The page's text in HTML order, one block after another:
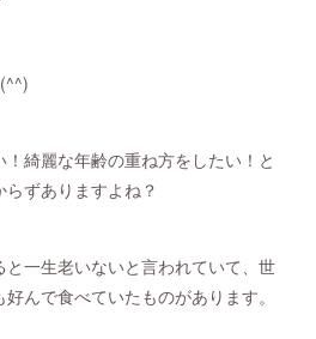
綺麗な年齢の重ね方をしたい！と
ずありますよね？
一生老いないと言われていて、世
んで食べていたものがあります。